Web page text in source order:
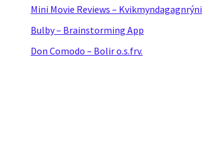
Mini Movie Reviews – Kvikmyndagagnrýni
Bulby – Brainstorming App
Don Comodo – Bolir o.s.frv.